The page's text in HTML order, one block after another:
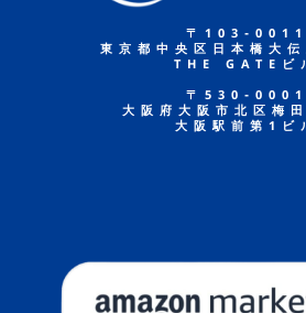
〒103-0011
東京都中央区日本橋大
THE GATEビ
〒530-0001
大阪府大阪市北区梅
大阪駅前第1ビ